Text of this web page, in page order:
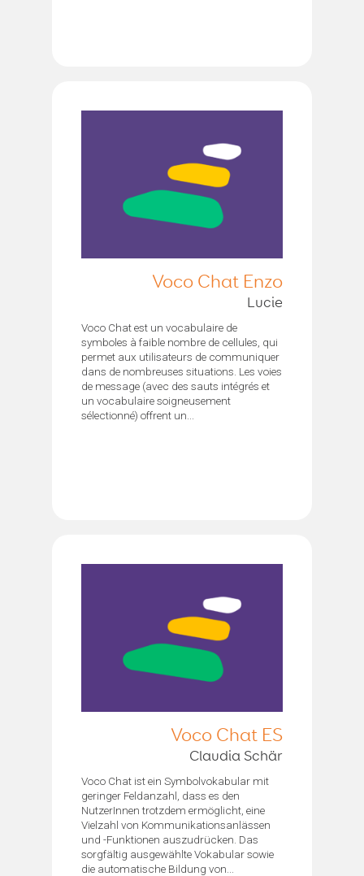
Voco Chat Enzo
Lucie
Voco Chat est un vocabulaire de
symboles à faible nombre de cellules, qui
permet aux utilisateurs de communiquer
dans de nombreuses situations. Les voies
de message (avec des sauts intégrés et
un vocabulaire soigneusement
sélectionné) offrent un...
Voco Chat ES
Claudia Schär
Voco Chat ist ein Symbolvokabular mit
geringer Feldanzahl, dass es den
NutzerInnen trotzdem ermöglicht, eine
Vielzahl von Kommunikationsanlässen
und -Funktionen auszudrücken. Das
sorgfältig ausgewählte Vokabular sowie
die automatische Bildung von...